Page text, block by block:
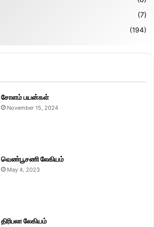
(7)
(194)
சோளம் பயன்கள்
November 15, 2024
வெண்பூசணி லேகியம்
May 4, 2023
திரிபலா லேகியம்